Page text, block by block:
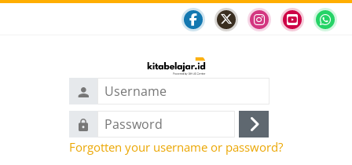
Skip to main content
Username
Password
Log
in
Forgotten your username or password?